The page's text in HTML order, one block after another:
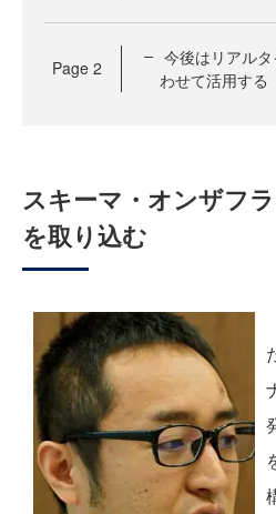
Page 2
今後はリアル
わせて活用する
スキーマ・オンザフ
を取り込む